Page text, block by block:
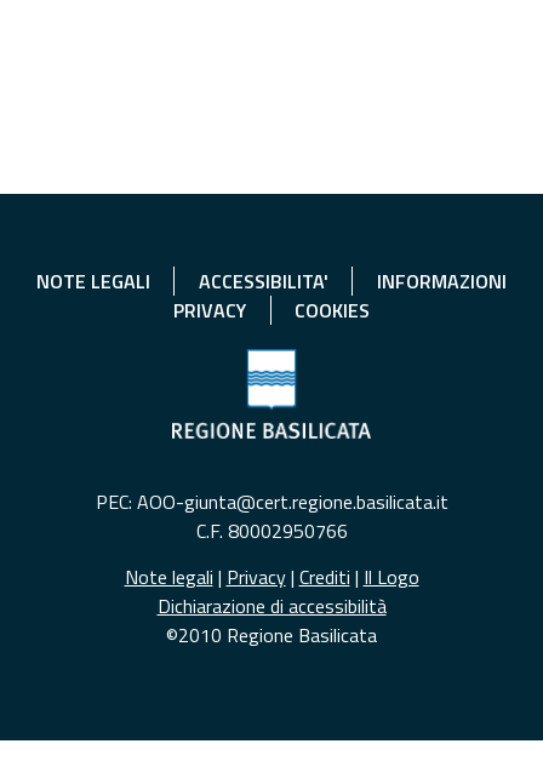
NOTE LEGALI ACCESSIBILITA'
INFORMAZIONI
PRIVACY
COOKIES
PEC: AOO-giunta@cert.regione.basilicata.it
C.F. 80002950766
Note legali | Privacy| Crediti | Il Logo
Dichiarazione di accessibilità
©2010 Regione Basilicata